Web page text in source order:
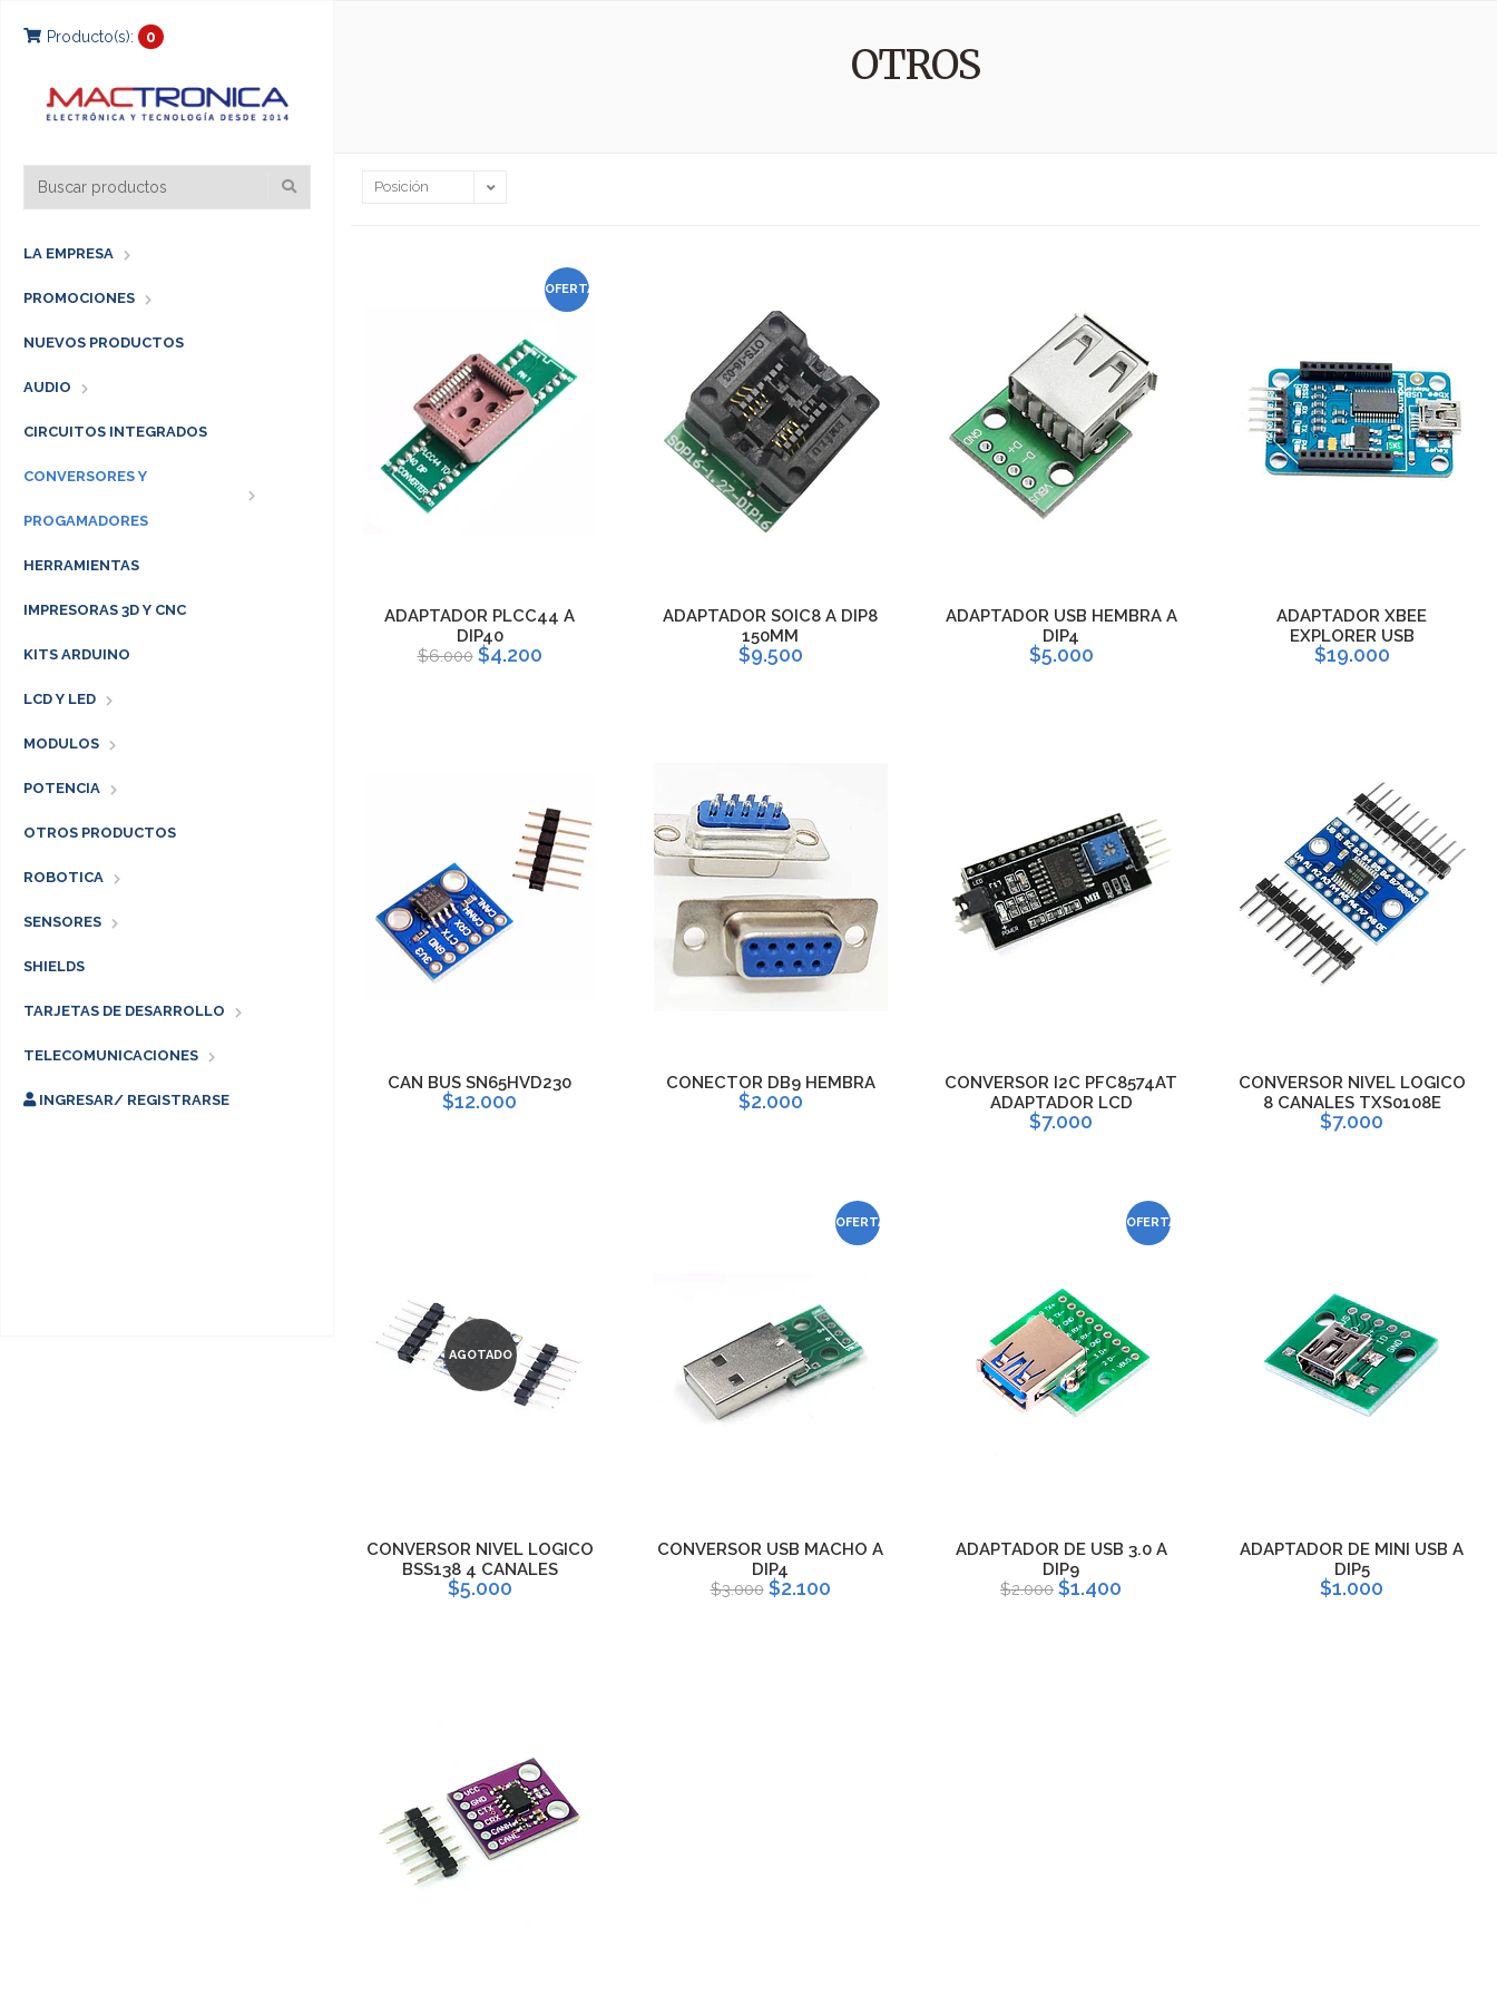
Producto(s): 0
LA EMPRESA
PROMOCIONES
NUEVOS PRODUCTOS
AUDIO
CIRCUITOS INTEGRADOS
CONVERSORES Y
PROGAMADORES
HERRAMIENTAS
IMPRESORAS 3D Y CNC
KITS ARDUINO
LCD Y LED
MODULOS
POTENCIA
OTROS PRODUCTOS
ROBOTICA
SENSORES
SHIELDS
TARJETAS DE DESARROLLO
TELECOMUNICACIONES
INGRESAR/ REGISTRARSE
OTROS
OFERTA
ADAPTADOR PLCC44 A
DIP40
$6.000 $4.200
ADAPTADOR SOIC8 A DIP8
150MM
$9.500
ADAPTADOR USB HEMBRA A
DIP4
$5.000
ADAPTADOR XBEE
EXPLORER USB
$19.000
CAN BUS SN65HVD230
$12.000
CONECTOR DB9 HEMBRA
$2.000
CONVERSOR I2C PFC8574AT
ADAPTADOR LCD
$7.000
CONVERSOR NIVEL LOGICO
8 CANALES TXS0108E
$7.000
AGOTADO
CONVERSOR NIVEL LOGICO
BSS138 4 CANALES
$5.000
OFERTA
CONVERSOR USB MACHO A
DIP4
$3.000 $2.100
OFERTA
ADAPTADOR DE USB 3.0 A
DIP9
$2.000 $1.400
ADAPTADOR DE MINI USB A
DIP5
$1.000